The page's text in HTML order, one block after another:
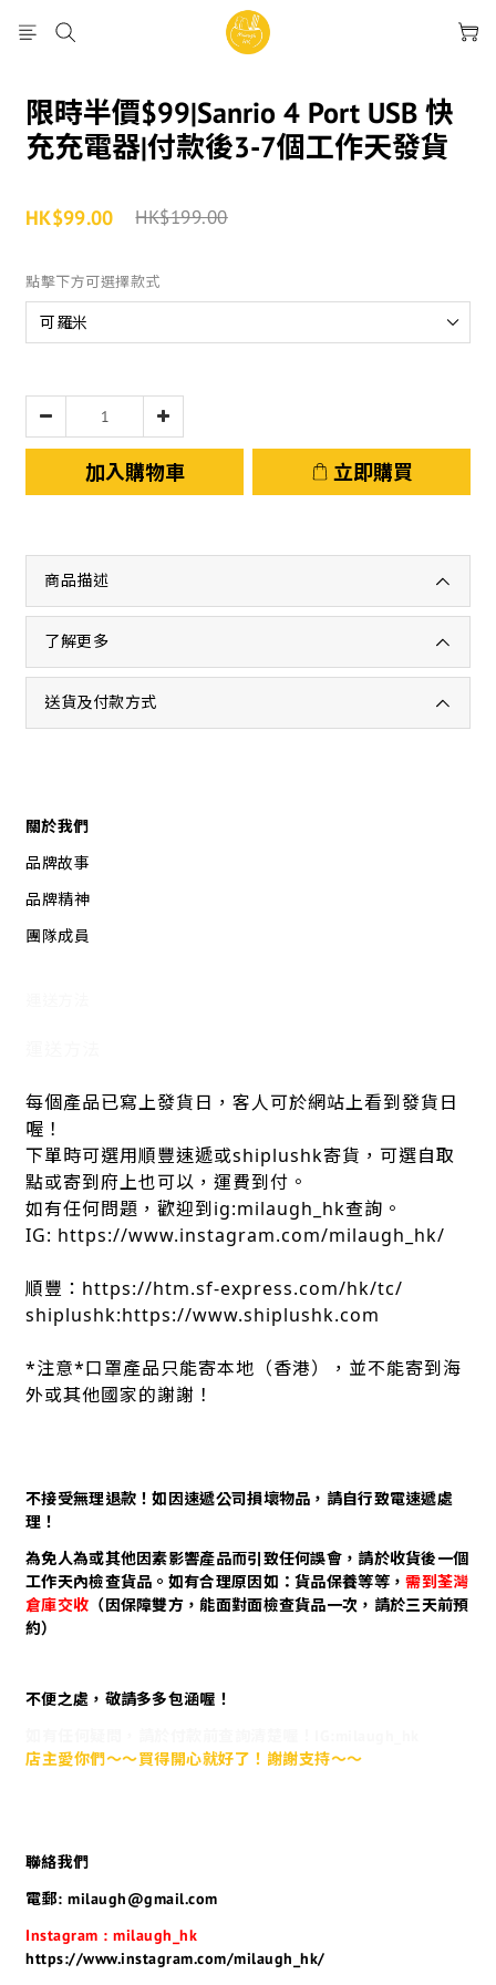
限時半價$99|Sanrio 4 Port USB 快
充充電器|付款後3-7個工作天發貨
HK$99.00 HK$199.00
點擊下方可選擇款式
加入購物車 立即購買
商品描述
了解更多
送貨及付款方式
關於我們
品牌故事
品牌精神
團隊成員
每個產品已寫上發貨日，客人可於網站上看到發貨日
喔！
下單時可選用順豐速遞或shiplushk寄貨，可選自取
點或寄到府上也可以，運費到付。
如有任何問題，歡迎到ig:milaugh_hk查詢。
IG: https://www.instagram.com/milaugh_hk/
順豐：https://htm.sf-express.com/hk/tc/
shiplushk:https://www.shiplushk.com
*注意*口罩產品只能寄本地（香港），並不能寄到海
外或其他國家的謝謝！
不接受無理退款！如因速遞公司損壞物品，請自行致電速遞處
理！
為免人為或其他因素影響產品而引致任何誤會，請於收貨後一個
工作天內檢查貨品。如有合理原因如：貨品保養等等，需到荃灣
倉庫交收 （因保障雙方，能面對面檢查貨品一次，請於三天前預
約）
不便之處，敬請多多包涵喔！
店主愛你們～～買得開心就好了！謝謝支持～～
聯絡我們
電郵: milaugh@gmail.com
Instagram : milaugh_hk
https://www.instagram.com/milaugh_hk/